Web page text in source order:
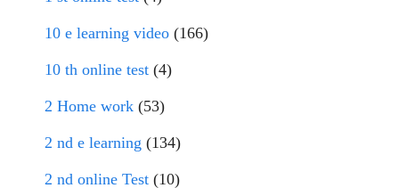
10 e learning video (166)
10 th online test (4)
2 Home work (53)
2 nd e learning (134)
2 nd online Test (10)